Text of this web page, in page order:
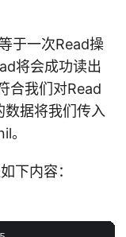
于一次Read操
将会成功读出
合我们对Read
据将我们传入
。
下内容：